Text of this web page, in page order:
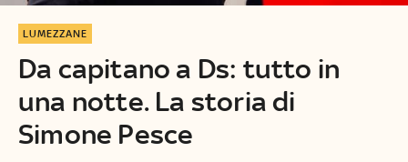
Da capitano a Ds: tutto in
una notte. La storia di
Simone Pesce
LUMEZZANE